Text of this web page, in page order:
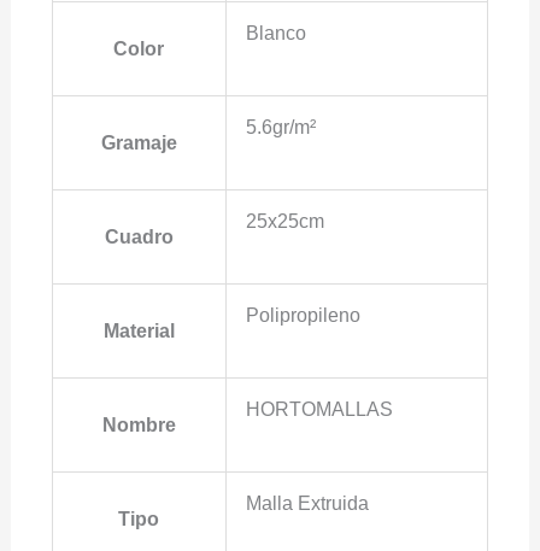
Color
Blanco
Gramaje
5.6gr/m²
Cuadro
25x25cm
Material
Polipropileno
Nombre
HORTOMALLAS
Tipo
Malla Extruida